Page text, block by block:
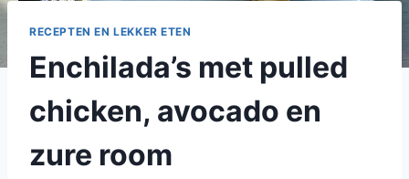
RECEPTEN EN LEKKER ETEN
Enchilada’s met pulled
chicken, avocado en
zure room